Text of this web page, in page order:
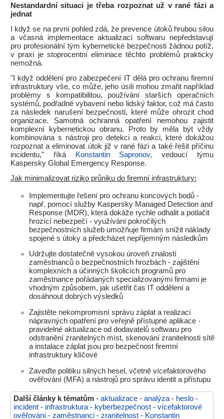
Nestandardní situaci je třeba rozpoznat už v rané fázi a
jednat
I když se na první pohled zdá, že prevence útoků hrubou silou
a včasná implementace aktualizací softwaru nepředstavují
pro profesionální tým kybernetické bezpečnosti žádnou potíž,
v praxi je stoprocentní eliminace těchto problémů prakticky
nemožná.
"I když oddělení pro zabezpečení IT dělá pro ochranu firemní
infrastruktury vše, co může, jeho úsilí mohou zmařit například
problémy s kompatibilitou, používání starších operačních
systémů, podřadné vybavení nebo lidský faktor, což má často
za následek narušení bezpečnosti, které může ohrozit chod
organizace. Samotná ochranná opatření nemohou zajistit
komplexní kybernetickou obranu. Proto by měla být vždy
kombinována s nástroji pro detekci a reakci, které dokážou
rozpoznat a eliminovat útok již v rané fázi a také řešit příčinu
incidentu," říká
Konstantin Sapronov, vedoucí týmu
Kaspersky Global Emergency Response.
Jak minimalizovat riziko průniku do firemní infrastruktury:
Implementujte řešení pro ochranu koncových bodů -
např. pomocí služby Kaspersky Managed Detection and
Response (MDR), která dokáže rychle odhalit a potlačit
hrozící nebezpečí - využívání pokročilých
bezpečnostních služeb umožňuje firmám snížit náklady
spojené s útoky a předcházet nepříjemným následkům
Udržujte dostatečně vysokou úroveň znalostí
zaměstnanců o bezpečnostních hrozbách - zajištění
komplexních a účinných školicích programů pro
zaměstnance pořádaných specializovanými firmami je
vhodným způsobem, jak ušetřit čas IT oddělení a
dosáhnout dobrých výsledků
Zajistěte nekompromisní správu záplat a realizaci
nápravných opatření pro veřejně přístupné aplikace -
pravidelné aktualizace od dodavatelů softwaru pro
odstranění zranitelných míst, skenování zranitelnosti sítě
a instalace záplat jsou pro bezpečnost firemní
infrastruktury klíčové
Zaveďte politiku silných hesel, včetně vícefaktorového
ověřování (MFA) a nástrojů pro správu identit a přístupu
Další články k tématům - aktualizace - analýza - heslo -
incident - infrastruktura - kyberbezpečnost - vícefaktorové
ověřování - zaměstnanci - zranitelnost - Konstantin